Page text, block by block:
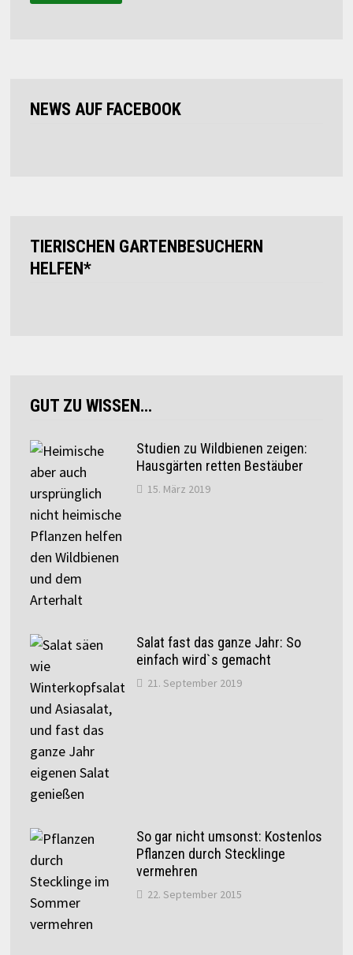
NEWS AUF FACEBOOK
TIERISCHEN GARTENBESUCHERN
HELFEN*
GUT ZU WISSEN…
Studien zu Wildbienen zeigen:
Hausgärten retten Bestäuber
15. März 2019
Salat fast das ganze Jahr: So
einfach wird`s gemacht
21. September 2019
So gar nicht umsonst: Kostenlos
Pflanzen durch Stecklinge
vermehren
22. September 2015